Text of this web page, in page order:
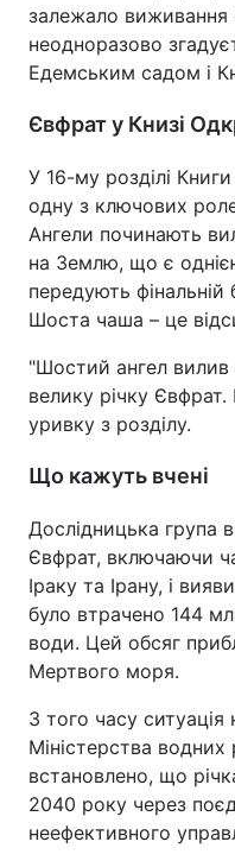
залежало виживання
неодноразово
Едемським садом і
Євфрат у Книзі
У 16-му розділі
одну з ключових
Ангели починають
на Землю, що є
передують
Шоста чаша – це
"Шостий ангел
велику річку
уривку з розділу.
Що кажуть вчені
Дослідницька група
Євфрат, включаючи
Іраку та Ірану, і
було втрачено 144
води. Цей обсяг
Мертвого моря.
З того часу ситуація
Міністерства водних
встановлено, що
2040 року через
неефективного